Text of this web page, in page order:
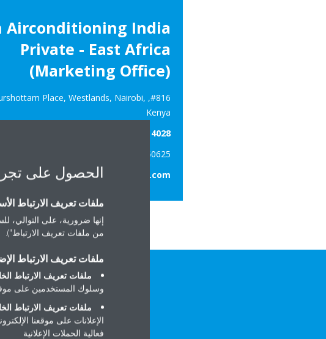
Airconditioning India
Private - East Africa
(Marketing Office)
#816, 8
Place, Westlands, Nairobi,
Kenya
+254 20 515 4028
Fax: +254 203750625
Website: www.daikineastafrica.com
الحصول على
ملفات تعريف الارتباط
إنها ضرورية، على التوالي،
من ملفات تعريف الارتباط").
ملفات تعريف الارتباط
ملفات تعريف الارتباط
وسلوك المستخدمين على
ملفات تعريف الارتباط
الإعلانات على موقعنا
فعالية الحملات الإعلانية